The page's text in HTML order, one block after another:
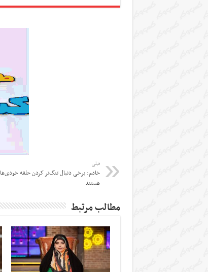
قبلی
خادم: برخی دنبال تنگ‌تر کردن حلقه خودی‌ها
هستند
مطالب مرتبط